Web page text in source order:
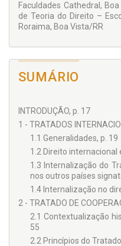
Faculdades Cathedral,
de Teoria do Direito –
Roraima, Boa Vista/RR
SUMÁRIO
INTRODUÇÃO, p. 17
1 - TRATADOS
1.1 Generalidades, p. 19
1.2 Direito internacional
1.3 Internalização do
nos outros países
1.4 Internalização no
2 - TRATADO DE
2.1 Contextualização
55
2.2 Princípios do